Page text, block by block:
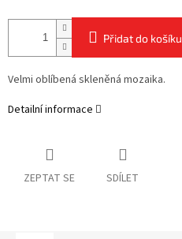
Přidat do košíku
Velmi oblíbená skleněná mozaika.
Detailní informace
ZEPTAT SE SDÍLET